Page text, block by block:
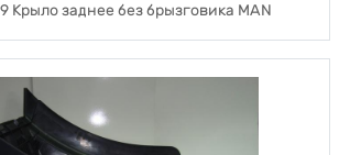
Крыло заднее без брызговика MAN